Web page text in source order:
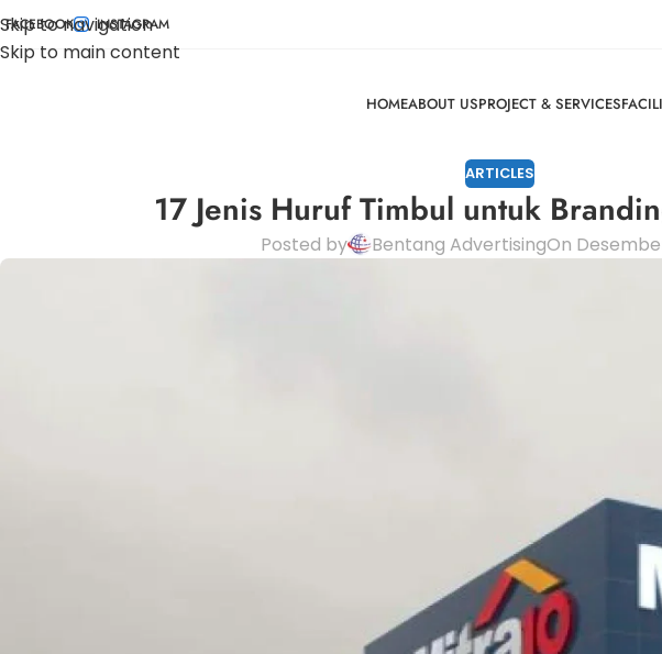
Skip to navigation
Skip to main content
FACEBOOK INSTAGRAM
HOMEABOUT USPROJECT & SERVICES
ARTICLES
17 Jenis Huruf Timbul untuk
Posted by Bentang AdvertisingOn